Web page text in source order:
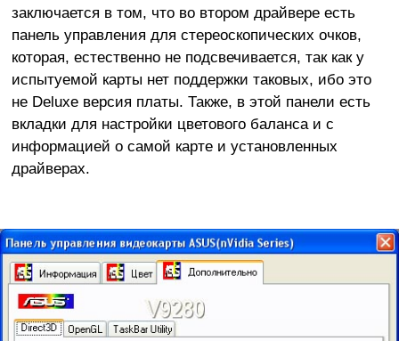
заключается в том, что во втором драйвере есть
панель управления для стереоскопических очков,
которая, естественно не подсвечивается, так как у
испытуемой карты нет поддержки таковых, ибо это
не Deluxe версия платы. Также, в этой панели есть
вкладки для настройки цветового баланса и с
информацией о самой карте и установленных
драйверах.